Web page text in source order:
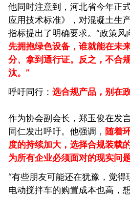
他同时注意到，河北省今年正
应用技术标准》，对混凝土生
指标提出了明确要求。“政策风
先拥抱绿色设备，谁就能在未
分、拿到通行证。反之，不合
汰。”
呼吁同行： 选合规产品，别在
作为协会副会长，郑玉俊在发
同仁发出呼吁。他强调， 随着
度的持续加大，选择合规装载
为所有企业必须面对的现实问题
“有些朋友可能还在犹豫，觉得
电动搅拌车的购置成本也高，